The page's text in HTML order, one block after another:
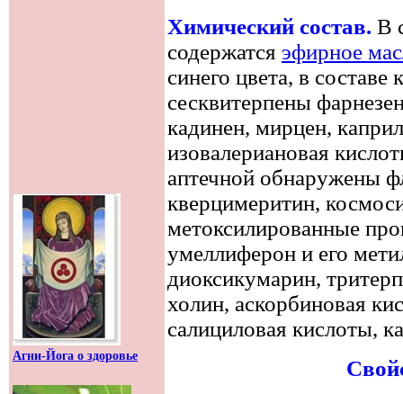
Агни-Йога о здоровье
Химический состав. В
содержатся эфирное
синего цвета, в составе
сесквитерпены
кадинен, мирцен,
изовалериановая
аптечной обнаружены
кверцимеритин,
метоксилированные
умеллиферон и его
диоксикумарин,
холин, аскорбиновая
салициловая кислоты,